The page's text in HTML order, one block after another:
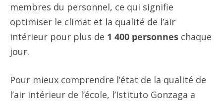
membres du personnel, ce qui signifie
optimiser le climat et la qualité de l’air
intérieur pour plus de 1 400 personnes chaque
jour.
Pour mieux comprendre l’état de la qualité de
l’air intérieur de l’école, l’Istituto Gonzaga a